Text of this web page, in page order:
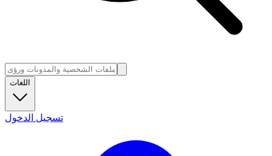
اللغات
تسجيل الدخول